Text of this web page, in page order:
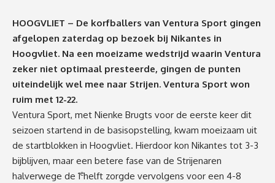
HOOGVLIET – De korfballers van Ventura Sport gingen
afgelopen zaterdag op bezoek bij Nikantes in
Hoogvliet. Na een moeizame wedstrijd waarin Ventura
zeker niet optimaal presteerde, gingen de punten
uiteindelijk wel mee naar Strijen. Ventura Sport won
ruim met 12-22.
Ventura Sport, met Nienke Brugts voor de eerste keer dit
seizoen startend in de basisopstelling, kwam moeizaam uit
de startblokken in Hoogvliet. Hierdoor kon Nikantes tot 3-3
bijblijven, maar een betere fase van de Strijenaren
halverwege de 1ehelft zorgde vervolgens voor een 4-8